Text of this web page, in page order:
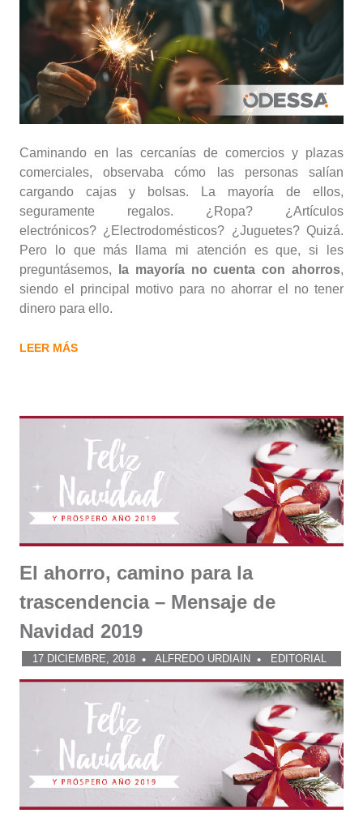
Caminando en las cercanías de comercios y plazas
comerciales, observaba cómo las personas salían
cargando cajas y bolsas. La mayoría de ellos,
seguramente regalos. ¿Ropa? ¿Artículos
electrónicos? ¿Electrodomésticos? ¿Juguetes? Quizá.
Pero lo que más llama mi atención es que, si les
preguntásemos,
la mayoría no cuenta con ahorros,
siendo el principal motivo para no ahorrar el no tener
dinero para ello.
LEER MÁS
El ahorro, camino para la
trascendencia – Mensaje de
Navidad 2019
17 DICIEMBRE, 2018 ALFREDO URDIAIN EDITORIAL